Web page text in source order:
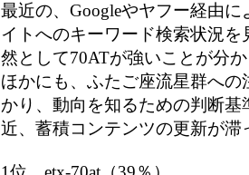
最近の、Googleやヤフー経由に
イトへのキーワード検索状況を
然として70ATが強いことが分
ほかにも、ふたご座流星群への
かり、動向を知るための判断基
近、蓄積コンテンツの更新が